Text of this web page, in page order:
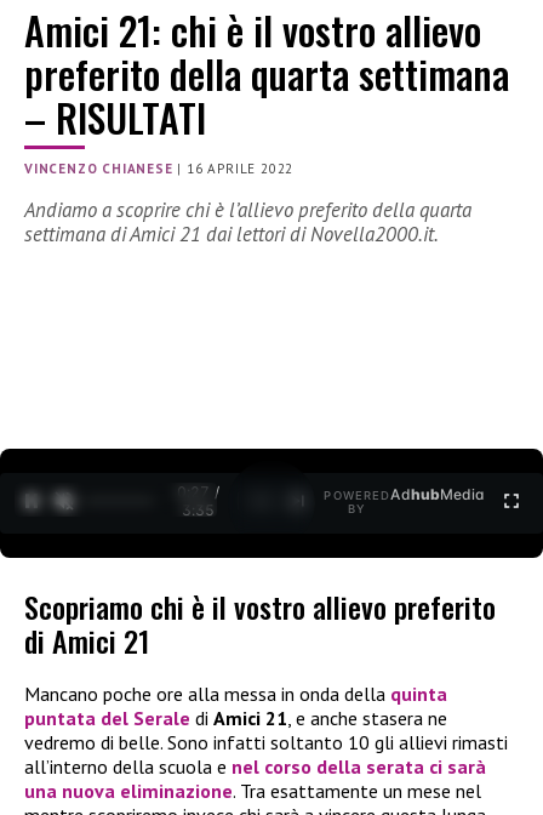
Amici 21: chi è il vostro allievo
preferito della quarta settimana
– RISULTATI
VINCENZO CHIANESE | 16 APRILE 2022
Andiamo a scoprire chi è l’allievo preferito della quarta
settimana di Amici 21 dai lettori di Novella2000.it.
0:27 /
3:35
POWERED
BY
AdhubMedia
Scopriamo chi è il vostro allievo preferito
di Amici 21
Mancano poche ore alla messa in onda della quinta
puntata del Serale di Amici 21, e anche stasera ne
vedremo di belle. Sono infatti soltanto 10 gli allievi rimasti
all’interno della scuola e nel corso della serata ci sarà
una nuova eliminazione. Tra esattamente un mese nel